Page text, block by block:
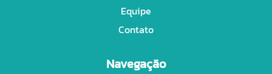
Navegação
Equipe
Contato